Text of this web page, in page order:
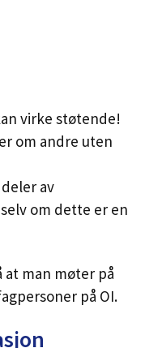
virke støtende!
om andre uten
av
om dette er en
at man møter på
på OI.